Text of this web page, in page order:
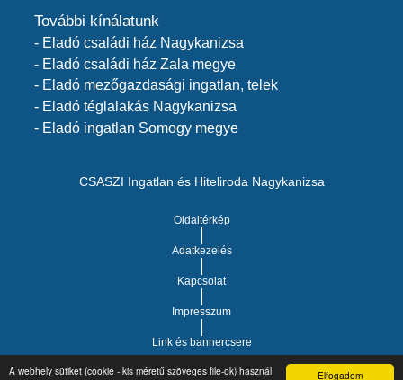
Elfogadom
A webhely sütiket (cookie - kis méretű szöveges file-ok) használ
További kínálatunk
- Eladó családi ház Nagykanizsa
- Eladó családi ház Zala megye
- Eladó mezőgazdasági ingatlan, telek
- Eladó téglalakás Nagykanizsa
- Eladó ingatlan Somogy megye
CSASZI Ingatlan és Hiteliroda Nagykanizsa
Oldaltérkép
Adatkezelés
Kapcsolat
Impresszum
Link és bannercsere